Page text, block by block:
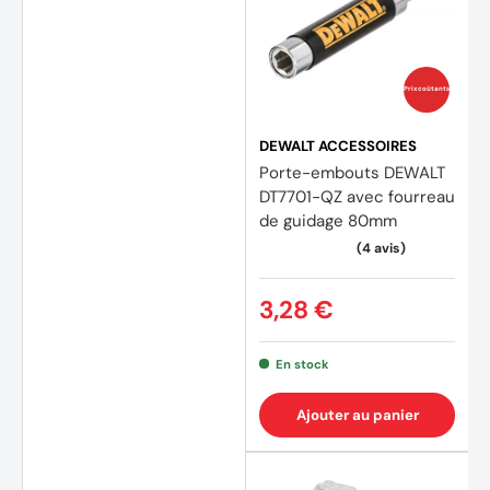
Prix coûtants
DEWALT ACCESSOIRES
Porte-embouts DEWALT
DT7701-QZ avec fourreau
de guidage 80mm
3,28 €
En stock
Ajouter au panier